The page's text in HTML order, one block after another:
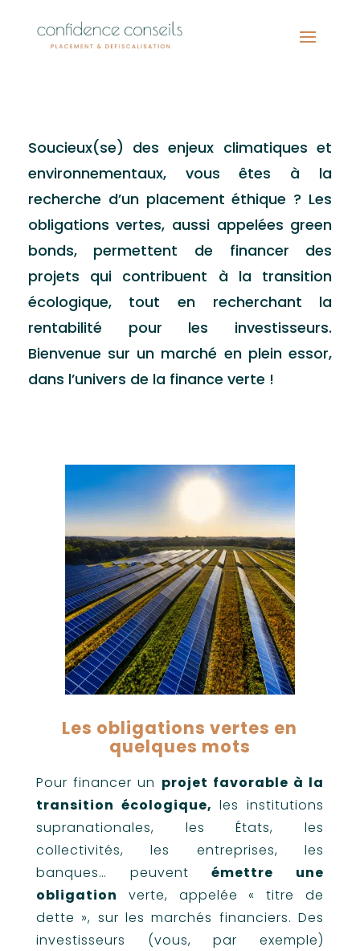
bonds)
Soucieux(se) des enjeux climatiques et
environnementaux, vous êtes à la
recherche d’un placement éthique ? Les
obligations vertes, aussi appelées green
bonds, permettent de financer des
projets qui contribuent à la transition
écologique, tout en recherchant la
rentabilité pour les investisseurs.
Bienvenue sur un marché en plein essor,
dans l’univers de la finance verte !
Les obligations vertes en
quelques mots
Pour financer un projet favorable à la
transition écologique, les institutions
supranationales, les États, les
collectivités, les entreprises, les
banques… peuventémettre une
obligation verte, appelée « titre de
dette », sur les marchés financiers. Des
investisseurs (vous, par exemple)